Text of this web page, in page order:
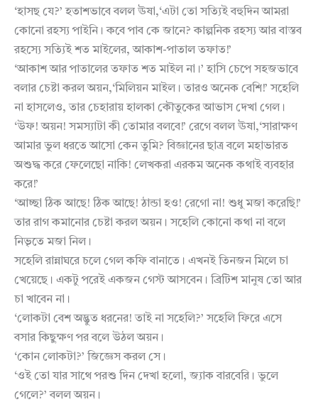
‘হাসছ যে?’ হতাশভাবে বলল ঊষা,‘এটা তো সত্যিই বহুদিন আমরা
কোনো রহস্য পাইনি। কবে পাব কে জানে? কাল্পনিক রহস্য আর বাস্তব
রহস্যে সত্যিই শত মাইলের, আকাশ-পাতাল তফাত!’
‘আকাশ আর পাতালের তফাত শত মাইল না।’ হাসি চেপে সহজভাবে
বলার চেষ্টা করল অয়ন,‘মিলিয়ন মাইল। তারও অনেক বেশি!’ সহেলি
না হাসলেও, তার চেহারায় হালকা কৌতুকের আভাস দেখা গেল।
‘উফ! অয়ন! সমস্যাটা কী তোমার বলবে!’ রেগে বলল ঊষা,‘সারাক্ষণ
আমার ভুল ধরতে আসো কেন তুমি? বিজ্ঞানের ছাত্র বলে মহাভারত
অশুদ্ধ করে ফেলেছো নাকি! লেখকরা এরকম অনেক কথাই ব্যবহার
করে!’
‘আচ্ছা ঠিক আছে! ঠিক আছে! ঠান্ডা হও! রেগো না! শুধু মজা করেছি!’
তার রাগ কমানোর চেষ্টা করল অয়ন। সহেলি কোনো কথা না বলে
নিভৃতে মজা নিল।
সহেলি রান্নাঘরে চলে গেল কফি বানাতে। এখনই তিনজন মিলে চা
খেয়েছে। একটু পরেই একজন গেস্ট আসবেন। ব্রিটিশ মানুষ তো আর
চা খাবেন না।
‘লোকটা বেশ অদ্ভুত ধরনের! তাই না সহেলি?’ সহেলি ফিরে এসে
বসার কিছুক্ষণ পর বলে উঠল অয়ন।
‘কোন লোকটা?’ জিজ্ঞেস করল সে।
‘ওই তো যার সাথে পরশু দিন দেখা হলো, জ্যাক বারবেরি। ভুলে
গেলে?’ বলল অয়ন।